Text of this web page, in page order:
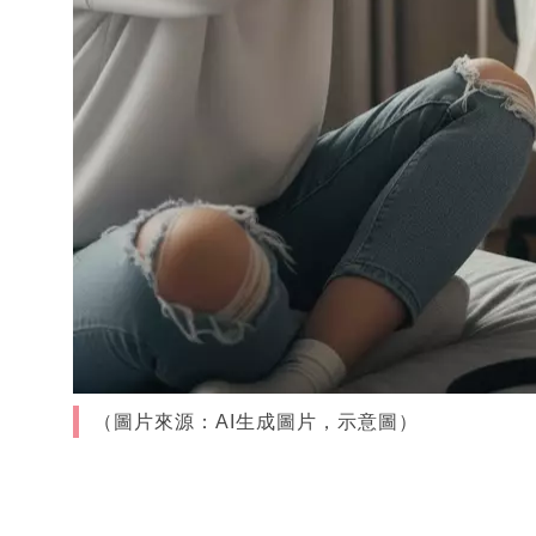
（圖片來源：AI生成圖片，示意圖）